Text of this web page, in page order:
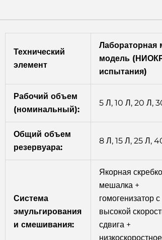
Технический
элемент
Лабораторная
модель
испытания)
Рабочий объем
(номинальный):
5 Л, 10 Л, 20 Л,
Общий объем
резервуара:
8 Л, 15 Л, 25 Л,
Система
эмульгирования
и смешивания:
Якорная
мешалка +
гомогенизатор с
высокой
сдвига +
низкоскоростное